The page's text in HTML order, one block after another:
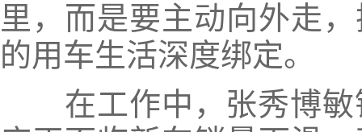
里，而是要主动向外走
的用车生活深度绑定。
在工作中，张秀博敏